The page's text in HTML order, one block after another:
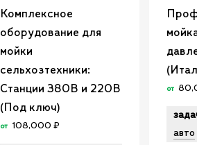
Комплексное
оборудование для
мойки
сельхозтехники:
Станции 380В и 220В
(Под ключ)
от 108,000 ₽
от
авто